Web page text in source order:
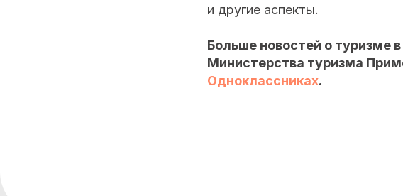
и другие аспекты.
Больше новостей о туризме
Министерства туризма
Одноклассниках.